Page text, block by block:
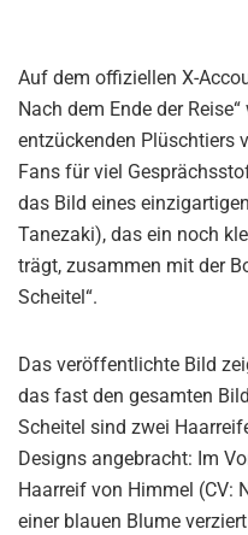
Auf dem offiziellen X-
Nach dem Ende der
entzückenden Plüschtiers
Fans für viel
das Bild eines
Tanezaki), das ein noch
trägt, zusammen mit der
Scheitel“.
Das veröffentlichte Bild
das fast den gesamten
Scheitel sind zwei
Designs angebracht: Im
Haarreif von Himmel (CV:
einer blauen Blume